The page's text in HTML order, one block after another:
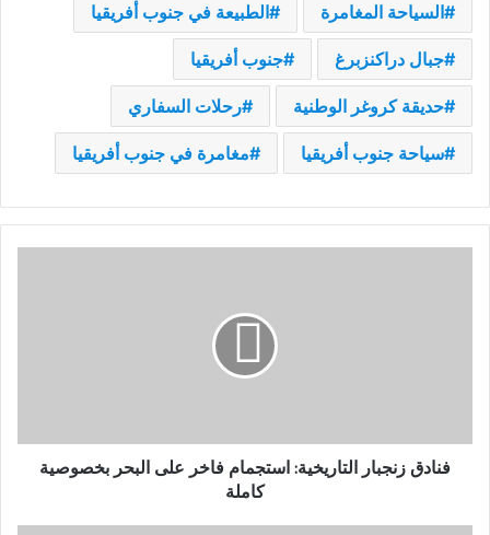
السياحة المغامرة الطبيعة في جنوب أفريقيا
جبال دراكنزبرغ جنوب أفريقيا
حديقة كروغر الوطنية رحلات السفاري
سياحة جنوب أفريقيا مغامرة في جنوب أفريقيا
كاملة
فنادق زنجبار التاريخية: استجمام فاخر على البحر بخصوصية
كاملة